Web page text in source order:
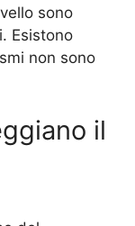
sono
Esistono
non sono
il